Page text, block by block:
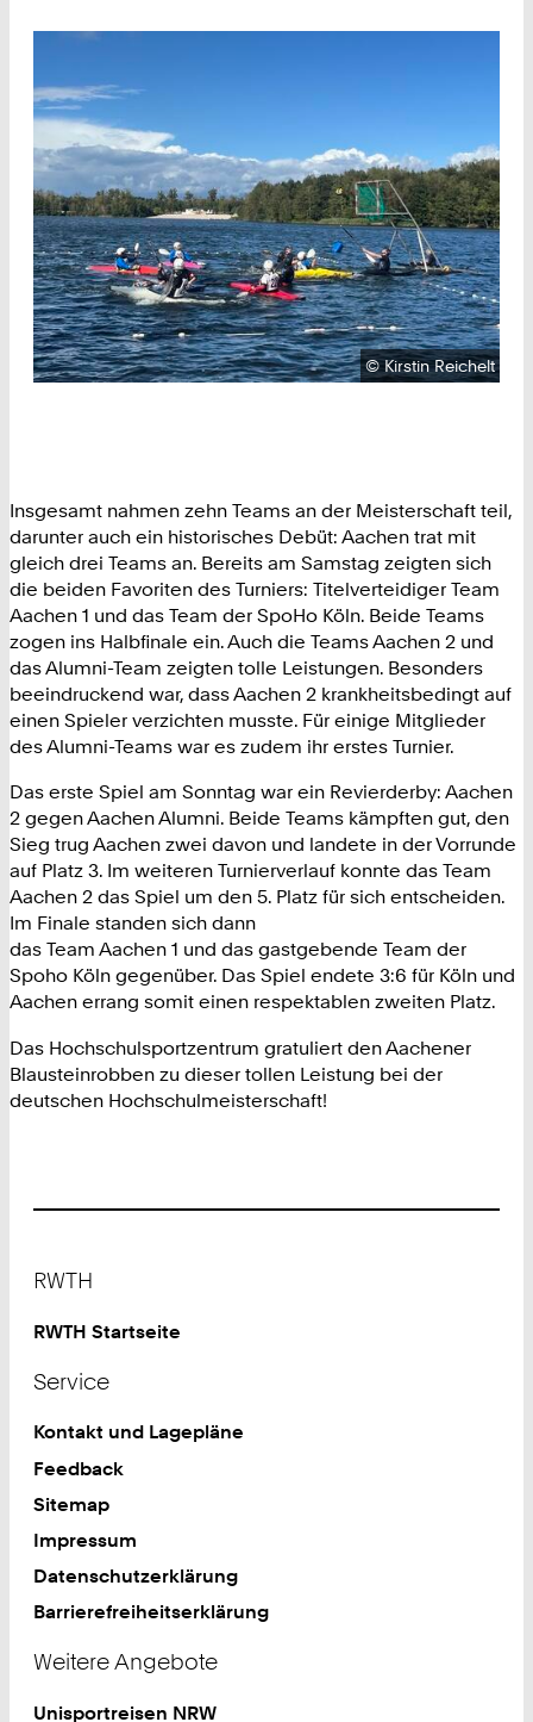
Urheberrecht:
©Kirstin Reichelt
Insgesamt nahmen zehn Teams an der Meisterschaft teil,
darunter auch ein historisches Debüt: Aachen trat mit
gleich drei Teams an. Bereits am Samstag zeigten sich
die beiden Favoriten des Turniers: Titelverteidiger Team
Aachen 1 und das Team der SpoHo Köln. Beide Teams
zogen ins Halbfinale ein. Auch die Teams Aachen 2 und
das Alumni-Team zeigten tolle Leistungen. Besonders
beeindruckend war, dass Aachen 2 krankheitsbedingt auf
einen Spieler verzichten musste. Für einige Mitglieder
des Alumni-Teams war es zudem ihr erstes Turnier.
Das erste Spiel am Sonntag war ein Revierderby: Aachen
2 gegen Aachen Alumni. Beide Teams kämpften gut, den
Sieg trug Aachen zwei davon und landete in der Vorrunde
auf Platz 3. Im weiteren Turnierverlauf konnte das Team
Aachen 2 das Spiel um den 5. Platz für sich entscheiden.
Im Finale standen sich dann
das Team Aachen 1 und das gastgebende Team der
Spoho Köln gegenüber. Das Spiel endete 3:6 für Köln und
Aachen errang somit einen respektablen zweiten Platz.
Das Hochschulsportzentrum gratuliert den Aachener
Blausteinrobben zu dieser tollen Leistung bei der
deutschen Hochschulmeisterschaft!
RWTH
RWTH Startseite
Service
Kontakt und Lagepläne
Feedback
Sitemap
Impressum
Datenschutzerklärung
Barrierefreiheitserklärung
Weitere Angebote
Unisportreisen NRW